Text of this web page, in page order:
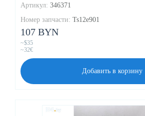
Артикул: 346371
Номер запчасти: Ts12e901
107 BYN
~$35
~32€
Добавить в корзину